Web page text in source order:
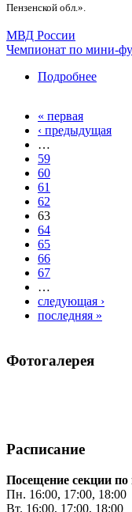
Пензенской обл.».
МВД России
Чемпионат по мини-
Подробнее
МВД
Страницы
« первая
‹ предыдущая
…
59
60
61
62
63
64
65
66
67
…
следующая ›
последняя »
Фотогалерея
Расписание
Посещение секции
Пн. 16:00, 17:00, 18:00
Вт. 16:00, 17:00, 18:00